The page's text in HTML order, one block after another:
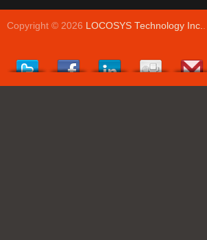
Copyright © 2026 LOCOSYS Technology Inc.